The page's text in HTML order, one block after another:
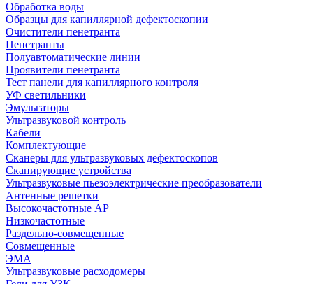
Обработка воды
Образцы для капиллярной дефектоскопии
Очистители пенетранта
Пенетранты
Полуавтоматические линии
Проявители пенетранта
Тест панели для капиллярного контроля
УФ светильники
Эмульгаторы
Ультразвуковой контроль
Кабели
Комплектующие
Сканеры для ультразвуковых дефектоскопов
Сканирующие устройства
Ультразвуковые пьезоэлектрические преобразователи
Антенные решетки
Высокочастотные АР
Низкочастотные
Раздельно-совмещенные
Совмещенные
ЭМА
Ультразвуковые расходомеры